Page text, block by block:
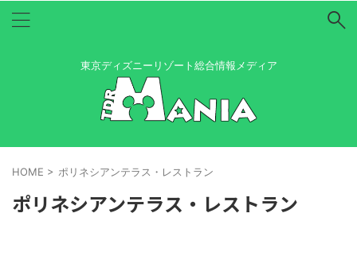
東京ディズニーリゾート総合情報メディア
HOME > ポリネシアンテラス・レストラン
ポリネシアンテラス・レストラン